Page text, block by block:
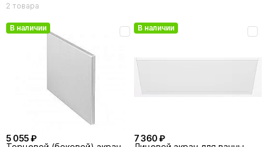
2 товара
В наличии
5 055 ₽
В наличии
7 360 ₽